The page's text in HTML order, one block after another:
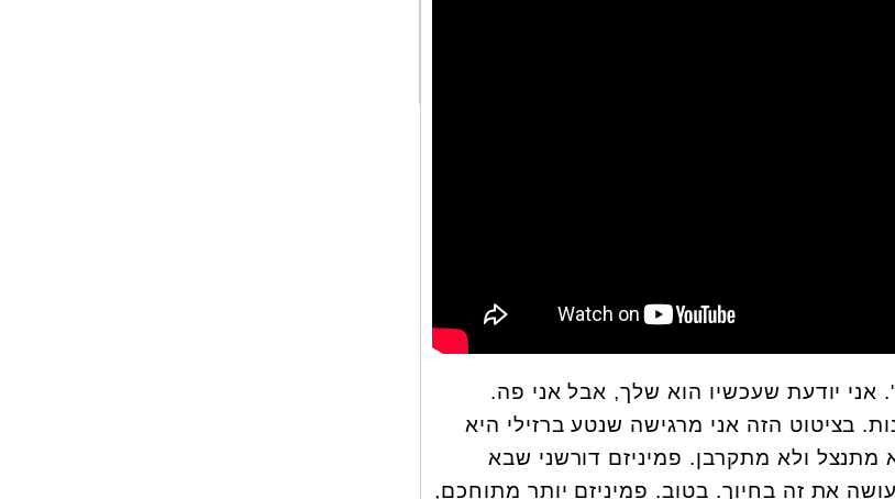
יודעת שעכשיו הוא שלך, אבל אני פה.
בציטוט הזה אני מרגישה שנטע ברזילי היא
ולא מתקרבן. פמיניזם דורשני שבא
את זה בחיוך. בטוב. פמיניזם יותר מתוחכם,